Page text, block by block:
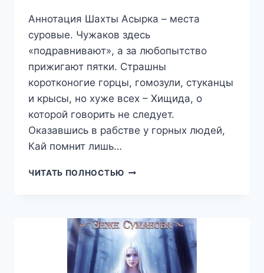
Аннотация Шахты Асырка – места
суровые. Чужаков здесь
«подравнивают», а за любопытство
прижигают пятки. Страшны
коротконогие горцы, гомозули, стуканцы
и крысы, но хуже всех – Хищида, о
которой говорить не следует.
Оказавшись в рабстве у горных людей,
Кай помнит лишь…
ЧИТАТЬ ПОЛНОСТЬЮ ИНАЯ